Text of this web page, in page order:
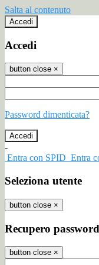
Salta al contenuto
Accedi
Accedi
button close ×
Password dimenticata?
-
Entra con SPID Entra
Seleziona utente
button close ×
Recupero password
button close ×